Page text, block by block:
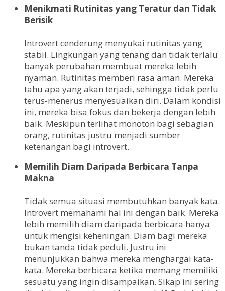
Menikmati Rutinitas yang Teratur dan Tidak
Berisik
Introvert cenderung menyukai rutinitas yang
stabil. Lingkungan yang tenang dan tidak terlalu
banyak perubahan membuat mereka lebih
nyaman. Rutinitas memberi rasa aman. Mereka
tahu apa yang akan terjadi, sehingga tidak perlu
terus-menerus menyesuaikan diri. Dalam kondisi
ini, mereka bisa fokus dan bekerja dengan lebih
baik. Meskipun terlihat monoton bagi sebagian
orang, rutinitas justru menjadi sumber
ketenangan bagi introvert.
Memilih Diam Daripada Berbicara Tanpa
Makna
Tidak semua situasi membutuhkan banyak kata.
Introvert memahami hal ini dengan baik. Mereka
lebih memilih diam daripada berbicara hanya
untuk mengisi keheningan. Diam bagi mereka
bukan tanda tidak peduli. Justru ini
menunjukkan bahwa mereka menghargai kata-
kata. Mereka berbicara ketika memang memiliki
sesuatu yang ingin disampaikan. Sikap ini sering